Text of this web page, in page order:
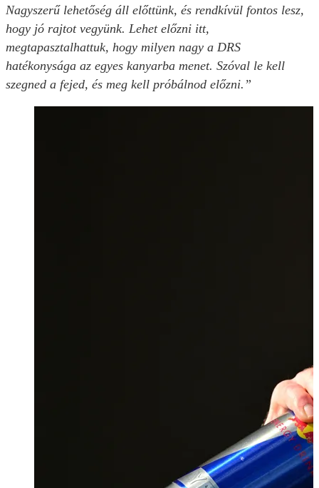
Nagyszerű lehetőség áll előttünk, és rendkívül fontos lesz,
hogy jó rajtot vegyünk. Lehet előzni itt,
megtapasztalhattuk, hogy milyen nagy a DRS
hatékonysága az egyes kanyarba menet. Szóval le kell
szegned a fejed, és meg kell próbálnod előzni.”